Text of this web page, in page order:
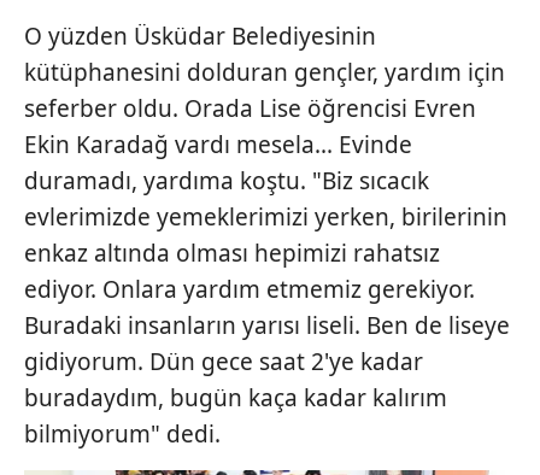
O yüzden Üsküdar Belediyesinin
kütüphanesini dolduran gençler, yardım için
seferber oldu. Orada Lise öğrencisi Evren
Ekin Karadağ vardı mesela... Evinde
duramadı, yardıma koştu. "Biz sıcacık
evlerimizde yemeklerimizi yerken, birilerinin
enkaz altında olması hepimizi rahatsız
ediyor. Onlara yardım etmemiz gerekiyor.
Buradaki insanların yarısı liseli. Ben de liseye
gidiyorum. Dün gece saat 2'ye kadar
buradaydım, bugün kaça kadar kalırım
bilmiyorum" dedi.